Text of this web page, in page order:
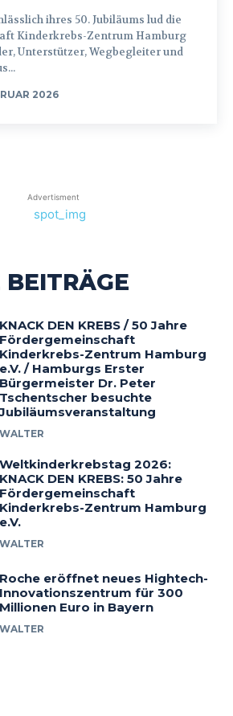
Kinderkrebs-Zentrum Hamburg
Unterstützer, Wegbegleiter und
2026
Advertisment
BEITRÄGE
KNACK DEN KREBS / 50 Jahre
Fördergemeinschaft
Kinderkrebs-Zentrum Hamburg
e.V. / Hamburgs Erster
Bürgermeister Dr. Peter
Tschentscher besuchte
Jubiläumsveranstaltung
WALTER
Weltkinderkrebstag 2026:
KNACK DEN KREBS: 50 Jahre
Fördergemeinschaft
Kinderkrebs-Zentrum Hamburg
e.V.
WALTER
Roche eröffnet neues Hightech-
Innovationszentrum für 300
Millionen Euro in Bayern
WALTER